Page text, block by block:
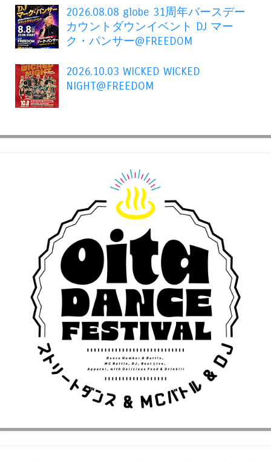
2026.08.08 globe 31周年バースデー
カウントダウンイベント DJ マー
ク・パンサー@FREEDOM
2026.10.03 WICKED WICKED
NIGHT@FREEDOM